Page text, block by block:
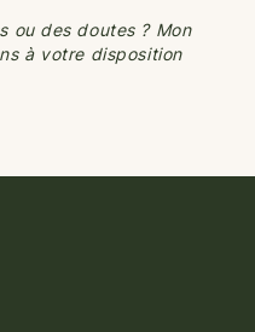
ou des doutes ? Mon
à votre disposition